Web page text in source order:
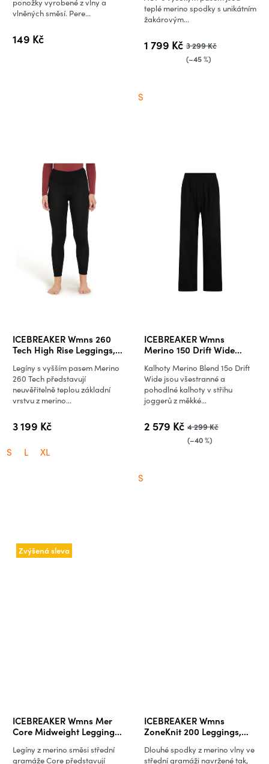
5,0
5
149 Kč
ponožky vyrobené z vlny a
vlněných směsí. Pere...
1 799 Kč 3 299 Kč
(–45 %)
teplé merino spodky s unikátním
žakárovým...
S
ICEBREAKER Wmns 260
Tech High Rise Leggings,
3 199 Kč
Legíny s vyšším pasem Merino
260 Tech představují
neuvěřitelně teplou základní
vrstvu z merino...
S L XL
ICEBREAKER Wmns
Merino 150 Drift Wide
(vzorek)
2 579 Kč 4 299 Kč
(–40 %)
Kalhoty Merino Blend 15o Drift
Wide jsou všestranné a
pohodlné kalhoty v střihu
joggerů z měkké...
S
Zvýšená sleva
ICEBREAKER Wmns Mer
Core Midweight Leggings,
Midnight Navy (vzorek)
Legíny z merino směsi střední
gramáže Core představují
ICEBREAKER Wmns
ZoneKnit 200 Leggings,
Dlouhé spodky z merino vlny ve
střední gramáži navržené tak,